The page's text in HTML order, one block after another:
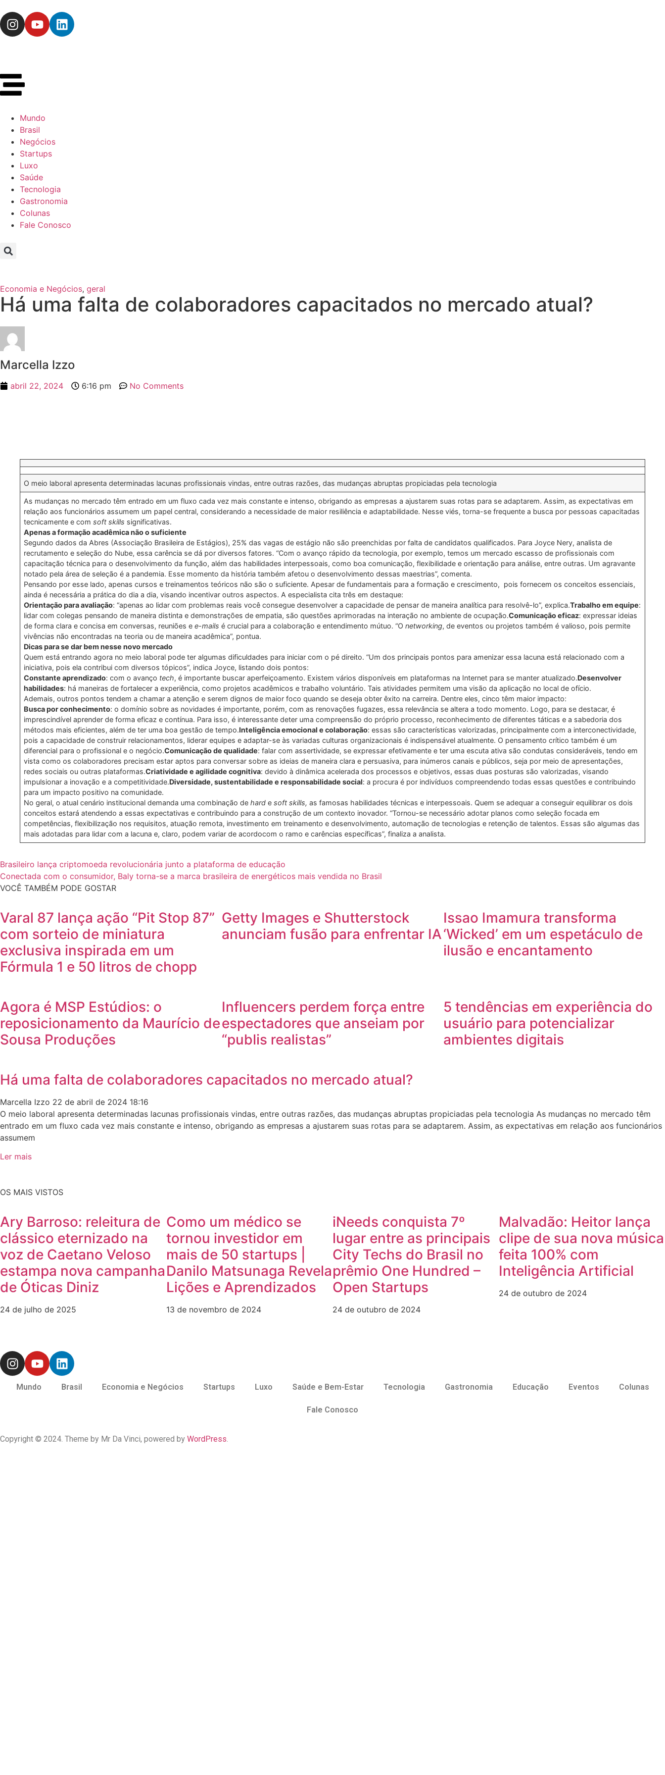
Mundo
Brasil
Negócios
Startups
Luxo
Saúde
Tecnologia
Gastronomia
Colunas
Fale Conosco
Economia e Negócios, geral
Há uma falta de colaboradores capacitados no mercado atual?
Marcella Izzo
abril 22, 2024 6:16 pm No Comments
O meio laboral apresenta determinadas lacunas profissionais vindas, entre outras razões, das mudanças abruptas propiciadas pela tecnologia
As mudanças no mercado têm entrado em um fluxo cada vez mais constante e intenso, obrigando as empresas a ajustarem suas rotas para se adaptarem. Assim, as expectativas em
relação aos funcionários assumem um papel central, considerando a necessidade de maior resiliência e adaptabilidade. Nesse viés, torna-se frequente a busca por pessoas capacitadas
tecnicamente e comsoft skills significativas.
Apenas a formação acadêmica não o suficiente
Segundo dados da Abres (Associação Brasileira de Estágios), 25% das vagas de estágio não são preenchidas por falta de candidatos qualificados. Para Joyce Nery, analista de
recrutamento e seleção do Nube, essa carência se dá por diversos fatores. “Com o avanço rápido da tecnologia, por exemplo, temos um mercado escasso de profissionais com
capacitação técnica para o desenvolvimento da função, além das habilidades interpessoais, como boa comunicação, flexibilidade e orientação para análise, entre outras. Um agravante
notado pela área de seleção é a pandemia. Esse momento da história também afetou o desenvolvimento dessas maestrias”, comenta.
Pensando por esse lado, apenas cursos e treinamentos teóricos não são o suficiente. Apesar de fundamentais para a formação e crescimento, pois fornecem os conceitos essenciais,
ainda é necessária a prática do dia a dia, visando incentivar outros aspectos. A especialista cita três em destaque:
Orientação para avaliação: “apenas ao lidar com problemas reais você consegue desenvolver a capacidade de pensar de maneira analítica para resolvê-lo”, explica.Trabalho em equipe:
lidar com colegas pensando de maneira distinta e demonstrações de empatia, são questões aprimoradas na interação no ambiente de ocupação.Comunicação eficaz: expressar ideias
de forma clara e concisa em conversas, reuniões e e-mails é crucial para a colaboração e entendimento mútuo. “Onetworking, de eventos ou projetos também é valioso, pois permite
vivências não encontradas na teoria ou de maneira acadêmica”, pontua.
Dicas para se dar bem nesse novo mercado
Quem está entrando agora no meio laboral pode ter algumas dificuldades para iniciar com o pé direito. “Um dos principais pontos para amenizar essa lacuna está relacionado com a
iniciativa, pois ela contribui com diversos tópicos”, indica Joyce, listando dois pontos:
Constante aprendizado: com o avanço tech, é importante buscar aperfeiçoamento. Existem vários disponíveis em plataformas na Internet para se manter atualizado.Desenvolver
habilidades: há maneiras de fortalecer a experiência, como projetos acadêmicos e trabalho voluntário. Tais atividades permitem uma visão da aplicação no local de ofício.
Ademais, outros pontos tendem a chamar a atenção e serem dignos de maior foco quando se deseja obter êxito na carreira. Dentre eles, cinco têm maior impacto:
Busca por conhecimento: o domínio sobre as novidades é importante, porém, com as renovações fugazes, essa relevância se altera a todo momento. Logo, para se destacar, é
imprescindível aprender de forma eficaz e contínua. Para isso, é interessante deter uma compreensão do próprio processo, reconhecimento de diferentes táticas e a sabedoria dos
métodos mais eficientes, além de ter uma boa gestão de tempo.Inteligência emocional e colaboração: essas são características valorizadas, principalmente com a interconectividade,
pois a capacidade de construir relacionamentos, liderar equipes e adaptar-se às variadas culturas organizacionais é indispensável atualmente. O pensamento crítico também é um
diferencial para o profissional e o negócio.Comunicação de qualidade: falar com assertividade, se expressar efetivamente e ter uma escuta ativa são condutas consideráveis, tendo em
vista como os colaboradores precisam estar aptos para conversar sobre as ideias de maneira clara e persuasiva, para inúmeros canais e públicos, seja por meio de apresentações,
redes sociais ou outras plataformas.Criatividade e agilidade cognitiva: devido à dinâmica acelerada dos processos e objetivos, essas duas posturas são valorizadas, visando
impulsionar a inovação e a competitividade.Diversidade, sustentabilidade e responsabilidade social: a procura é por indivíduos compreendendo todas essas questões e contribuindo
para um impacto positivo na comunidade.
No geral, o atual cenário institucional demanda uma combinação dehard esoft skills,as famosas habilidades técnicas e interpessoais. Quem se adequar a conseguir equilibrar os dois
conceitos estará atendendo a essas expectativas e contribuindo para a construção de um contexto inovador. “Tornou-se necessário adotar planos como seleção focada em
competências, flexibilização nos requisitos, atuação remota, investimento em treinamento e desenvolvimento, automação de tecnologias e retenção de talentos. Essas são algumas das
mais adotadas para lidar com a lacuna e, claro, podem variar de acordocom o ramo e carências específicas”, finaliza a analista.
Brasileiro lança criptomoeda revolucionária junto a plataforma de educação
Conectada com o consumidor, Baly torna-se a marca brasileira de energéticos mais vendida no Brasil
VOCÊ TAMBÉM PODE GOSTAR
Varal 87 lança ação “Pit Stop 87”
com sorteio de miniatura
exclusiva inspirada em um
Fórmula 1 e 50 litros de chopp
Getty Images e Shutterstock
anunciam fusão para enfrentar IA
Issao Imamura transforma
‘Wicked’ em um espetáculo de
ilusão e encantamento
Agora é MSP Estúdios: o
reposicionamento da Maurício de
Sousa Produções
Influencers perdem força entre
espectadores que anseiam por
“publis realistas”
5 tendências em experiência do
usuário para potencializar
ambientes digitais
Há uma falta de colaboradores capacitados no mercado atual?
Marcella Izzo 22 de abril de 2024 18:16
O meio laboral apresenta determinadas lacunas profissionais vindas, entre outras razões, das mudanças abruptas propiciadas pela tecnologia As mudanças no mercado têm
entrado em um fluxo cada vez mais constante e intenso, obrigando as empresas a ajustarem suas rotas para se adaptarem. Assim, as expectativas em relação aos funcionários
assumem
Ler mais
OS MAIS VISTOS
Ary Barroso: releitura de
clássico eternizado na
voz de Caetano Veloso
estampa nova campanha
de Óticas Diniz
24 de julho de 2025
Como um médico se
tornou investidor em
mais de 50 startups |
Danilo Matsunaga Revela
Lições e Aprendizados
13 de novembro de 2024
iNeeds conquista 7º
lugar entre as principais
City Techs do Brasil no
prêmio One Hundred –
Open Startups
24 de outubro de 2024
Malvadão: Heitor lança
clipe de sua nova música
feita 100% com
Inteligência Artificial
24 de outubro de 2024
Mundo Brasil Economia e Negócios Startups Luxo Saúde e Bem-Estar Tecnologia Gastronomia Educação Eventos Colunas
Fale Conosco
Copyright © 2024. Theme by Mr Da Vinci, powered by WordPress.